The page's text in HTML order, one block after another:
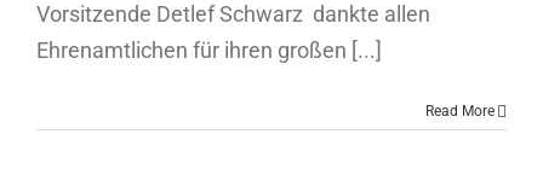
Vorsitzende Detlef Schwarz dankte allen
Ehrenamtlichen für ihren großen [...]
Read More